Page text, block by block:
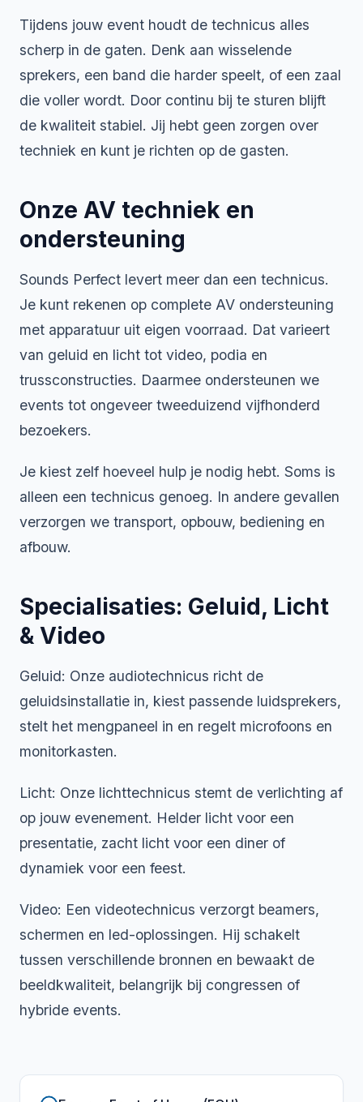
Tijdens jouw event houdt de technicus alles
scherp in de gaten. Denk aan wisselende
sprekers, een band die harder speelt, of een zaal
die voller wordt. Door continu bij te sturen blijft
de kwaliteit stabiel. Jij hebt geen zorgen over
techniek en kunt je richten op de gasten.
Onze AV techniek en
ondersteuning
Sounds Perfect levert meer dan een technicus.
Je kunt rekenen op complete AV ondersteuning
met apparatuur uit eigen voorraad. Dat varieert
van geluid en licht tot video, podia en
trussconstructies. Daarmee ondersteunen we
events tot ongeveer tweeduizend vijfhonderd
bezoekers.
Je kiest zelf hoeveel hulp je nodig hebt. Soms is
alleen een technicus genoeg. In andere gevallen
verzorgen we transport, opbouw, bediening en
afbouw.
Specialisaties: Geluid, Licht
& Video
Geluid: Onze audiotechnicus richt de
geluidsinstallatie in, kiest passende luidsprekers,
stelt het mengpaneel in en regelt microfoons en
monitorkasten.
Licht: Onze lichttechnicus stemt de verlichting af
op jouw evenement. Helder licht voor een
presentatie, zacht licht voor een diner of
dynamiek voor een feest.
Video: Een videotechnicus verzorgt beamers,
schermen en led-oplossingen. Hij schakelt
tussen verschillende bronnen en bewaakt de
beeldkwaliteit, belangrijk bij congressen of
hybride events.